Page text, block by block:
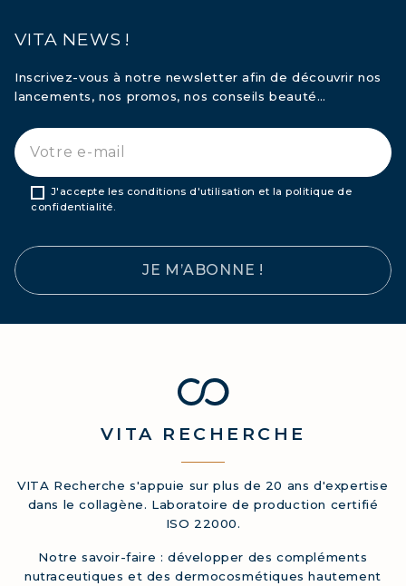
VITA NEWS !
Inscrivez-vous à notre newsletter afin de découvrir nos
lancements, nos promos, nos conseils beauté…
J'accepte les conditions d'utilisation et la politique de
confidentialité.
JE M’ABONNE !
VITA RECHERCHE
VITA Recherche s'appuie sur plus de 20 ans d'expertise
dans le collagène. Laboratoire de production certifié
ISO 22000.
Notre savoir-faire : développer des compléments
nutraceutiques et des dermocosmétiques hautement